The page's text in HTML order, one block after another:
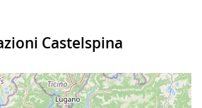
Castelspina